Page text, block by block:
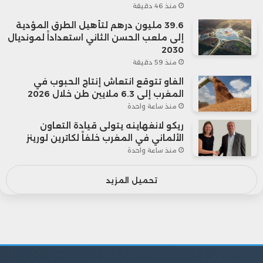
خلال ثمانينيات القرن الماضي، وفق بيانات
الرابطة الوطنية للوسطاء العقاريين.
ولا يقتصر تأثير تأخر انتقال الميراث على
العقارات، بل يمتد إلى أسواق الاستثمار.
فالأفراد الأصغر سنًا يميلون عادة إلى تحمل
مخاطر أكبر، سواء عبر الاستثمار في الشركات
الناشئة، أو الأسهم، أو توسيع أعمالهم الخاصة،
منذ 46 دقيقة
39.6 مليون درهم لتأهيل الطرق المؤدية
إلى ملعب الحسن الثاني استعداداً لمونديال
2030
منذ 59 دقيقة
الفاو تتوقع انتعاش إنتاج الحبوب في
المغرب إلى 6.3 ملايين طن خلال 2026
منذ ساعة واحدة
ريكو لانغهاينه يتولى قيادة التعاون
الألماني في المغرب خلفاً لكاترين لورينز
منذ ساعة واحدة
تحميل المزيد